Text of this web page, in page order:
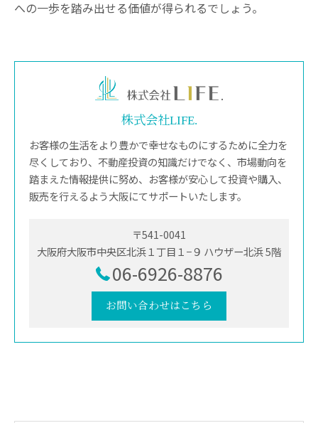
への一歩を踏み出せる価値が得られるでしょう。
株式会社LIFE.
お客様の生活をより豊かで幸せなものにするために全力を
尽くしており、不動産投資の知識だけでなく、市場動向を
踏まえた情報提供に努め、お客様が安心して投資や購入、
販売を行えるよう大阪にてサポートいたします。
〒541-0041
大阪府大阪市中央区北浜１丁目１−９ ハウザー北浜 5階
06-6926-8876
お問い合わせはこちら